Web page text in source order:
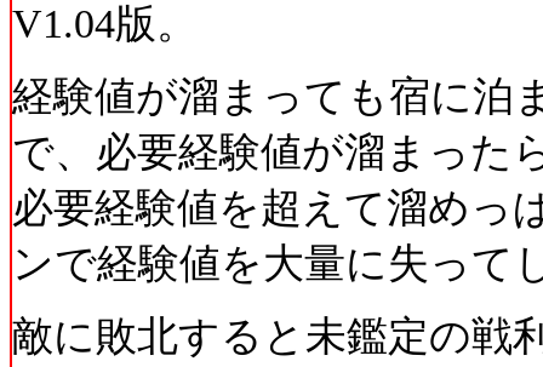
V1.04版。
経験値が溜まっても宿に泊
で、必要経験値が溜まった
必要経験値を超えて溜めっ
ンで経験値を大量に失って
敵に敗北すると未鑑定の戦